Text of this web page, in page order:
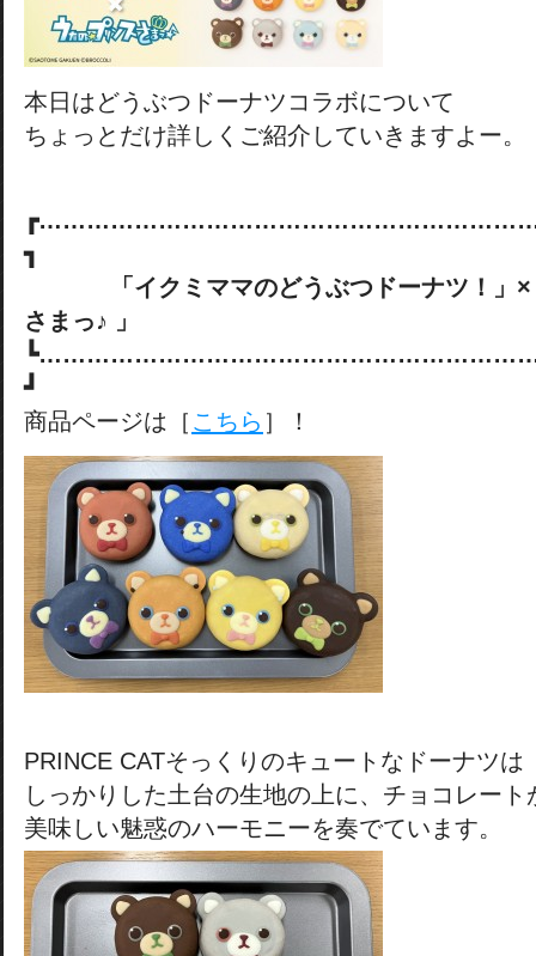
本日はどうぶつドーナツコラボについて
ちょっとだけ詳しくご紹介していきますよー。
┓
「イクミママのどうぶつドーナツ！」×
さまっ♪ 」
┛
商品ページは［ こちら ］！
PRINCE CATそっくりのキュートなドーナツは
しっかりした土台の生地の上に、チョコレート
美味しい魅惑のハーモニーを奏でています。